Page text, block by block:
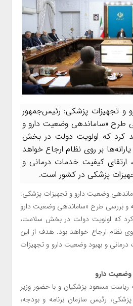
و تجهیزات پزشکی: رئیس‌جمهور
طرح «ساماندهی وضعیت دارو و
کرد که اولویت دولت در بخش
بر روی نظام ارجاع خواهد
کیفیت خدمات درمانی و
پزشکی در کشور است.
وضعیت دارو و تجهیزات پزشکی:
و بررسی طرح «ساماندهی وضعیت دارو
که اولویت دولت در بخش سلامت،
روی نظام ارجاع خواهد بود. هدف از این
و بهبود وضعیت دارو و تجهیزات
دارو
مسعود پزشکیان و با حضور وزیر
رئیس سازمان برنامه و بودجه،